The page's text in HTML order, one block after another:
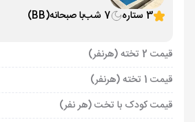
3 ستاره
7 شب با صبحانه(BB)
قیمت 2 تخته (هرنفر)
قیمت 1 تخته (هرنفر)
قیمت کودک با تخت (هر نفر)